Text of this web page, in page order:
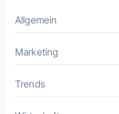
Allgemein
Marketing
Trends